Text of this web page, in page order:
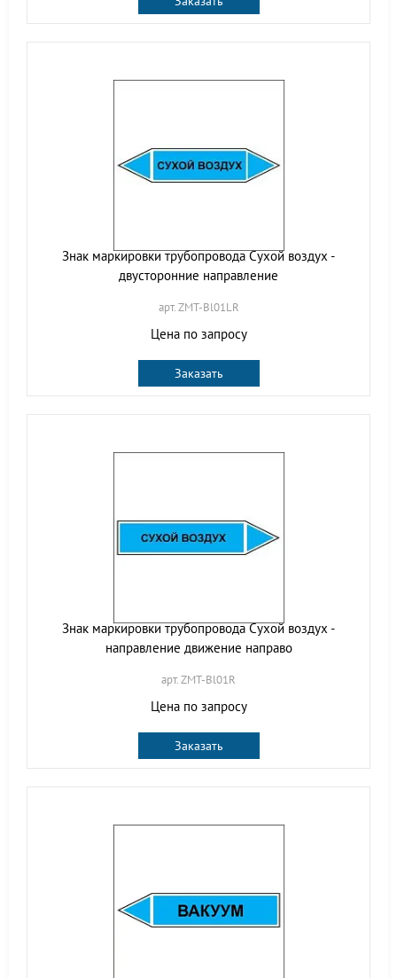
Знак маркировки трубопровода Сухой воздух -
двусторонние направление
арт. ZMT-Bl01LR
Цена по запросу
Заказать
Знак маркировки трубопровода Сухой воздух -
направление движение направо
арт. ZMT-Bl01R
Цена по запросу
Заказать